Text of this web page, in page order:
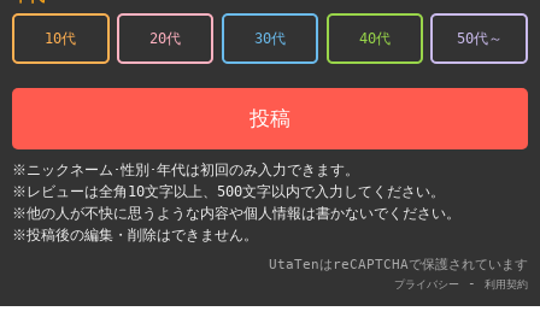
10代 20代 30代 40代 50代～
投稿
※ニックネーム･性別･年代は初回のみ入力できます。
※レビューは全角10文字以上、500文字以内で入力してください。
※他の人が不快に思うような内容や個人情報は書かないでください。
※投稿後の編集・削除はできません。
UtaTenはreCAPTCHAで保護されています
プライバシー - 利用契約